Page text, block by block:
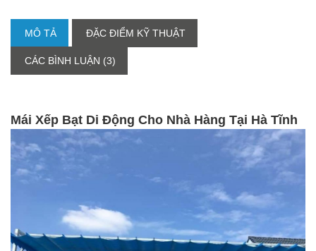
MÔ TẢ ĐẶC ĐIỂM KỸ THUẬT
CÁC BÌNH LUẬN (3)
Mái Xếp Bạt Di Động Cho Nhà Hàng Tại Hà Tĩnh